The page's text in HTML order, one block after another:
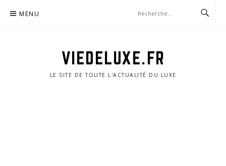
MENU
VIEDELUXE.FR
LE SITE DE TOUTE L'ACTUALITÉ DU LUXE